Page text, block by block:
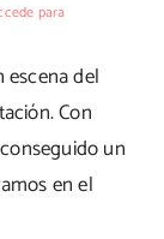
para
escena del
Con
un
en el